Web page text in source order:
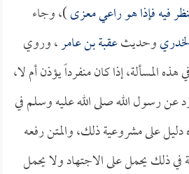
فيه فإذا هو راعي معزى)، وجاء
وحديثعقبة بن عامر، وروي
المسألة، إذا كان منفرداً يؤذن أم لا،
رسول الله صلى الله عليه وسلم في
دليل على مشروعية ذلك، والمتن رفعه
ذلك يحمل على الاجتهاد ولا يحمل